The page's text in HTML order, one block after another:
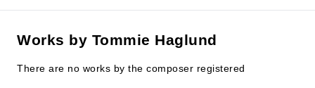
Works by Tommie Haglund
There are no works by the composer registered